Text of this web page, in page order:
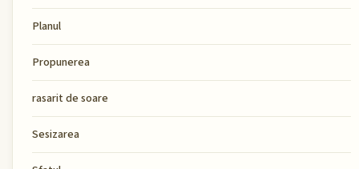
Planul
Propunerea
rasarit de soare
Sesizarea